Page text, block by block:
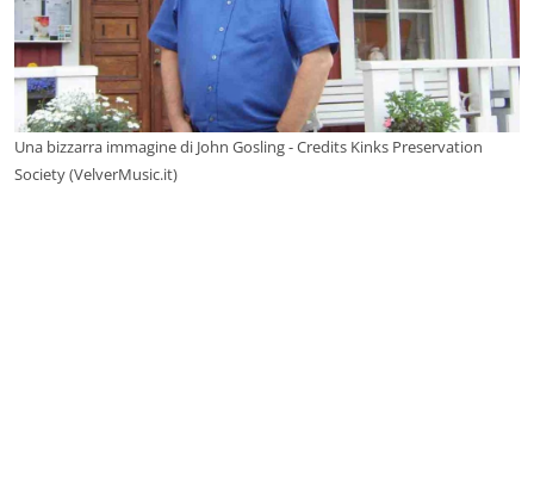
Una bizzarra immagine di John Gosling - Credits Kinks Preservation
Society (VelverMusic.it)